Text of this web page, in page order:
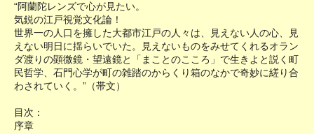
“阿蘭陀レンズで心が見たい。
気鋭の江戸視覚文化論！
世界一の人口を擁した大都市江戸の人々は、見えない人の心、見
えない明日に揺らいでいた。見えないものをみせてくれるオラン
ダ渡りの顕微鏡・望遠鏡と「まことのこころ」で生きよと説く町
民哲学、石門心学が町の雑踏のからくり箱のなかで奇妙に縒り合
わされていく。”（帯文）
目次：
序章